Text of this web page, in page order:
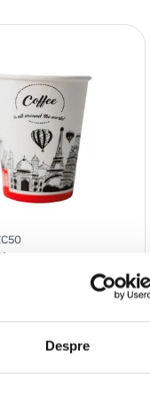
Despre
carton cu
Intra in cont